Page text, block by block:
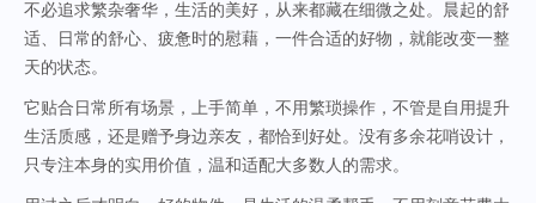
不必追求繁杂奢华，生活的美好，从来都藏在细微之处。晨起的舒
适、日常的舒心、疲惫时的慰藉，一件合适的好物，就能改变一整
天的状态。
它贴合日常所有场景，上手简单，不用繁琐操作，不管是自用提升
生活质感，还是赠予身边亲友，都恰到好处。没有多余花哨设计，
只专注本身的实用价值，温和适配大多数人的需求。